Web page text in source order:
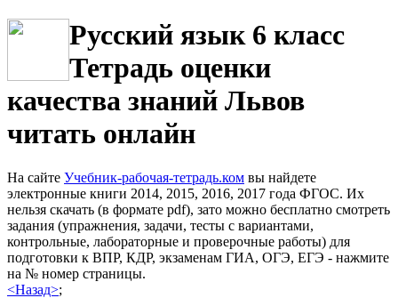
Русский язык 6 класс
Тетрадь оценки
качества знаний Львов
читать онлайн
На сайте Учебник-рабочая-тетрадь.ком вы найдете
электронные книги 2014, 2015, 2016, 2017 года ФГОС. Их
нельзя скачать (в формате pdf), зато можно бесплатно смотреть
задания (упражнения, задачи, тесты с вариантами,
контрольные, лабораторные и проверочные работы) для
подготовки к ВПР, КДР, экзаменам ГИА, ОГЭ, ЕГЭ - нажмите
на № номер страницы.
<Назад>;